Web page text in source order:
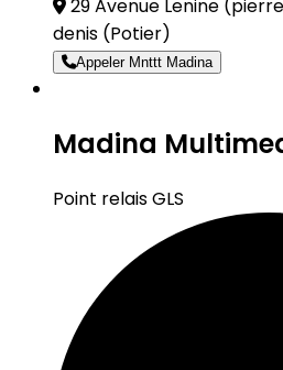
29 Avenue Lenine
denis (Potier)
Appeler Mnttt Madina
Madina
Point relais GLS